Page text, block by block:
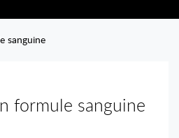
sanguine
formule sanguine